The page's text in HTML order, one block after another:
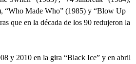
“Who Made Who” (1985) y “Blow Up
que en la década de los 90 redujeron la
y 2010 en la gira “Black Ice” y en abril